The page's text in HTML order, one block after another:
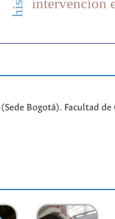
Bogotá). Facultad de